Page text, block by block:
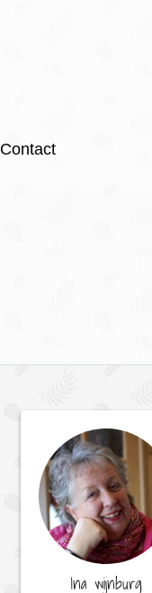
Contact
Ina wijnburg